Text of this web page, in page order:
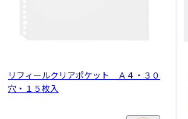
リフィールクリアポケット Ａ４・３０
穴・１５枚入